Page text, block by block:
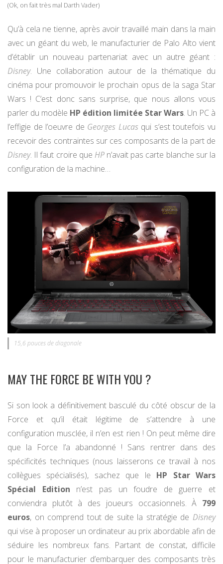
(Ok, on fait très mal Darth Vader)
Qu’à cela ne tienne, après avoir travaillé main dans la main
avec un géant du web, le manufacturier de Palo Alto vient
d’établir un nouveau partenariat avec un autre géant :
Disney. Une collaboration autour de la thématique du
cinéma pour promouvoir le prochain opus de la saga Star
Wars ! C’est donc sans surprise, que nous allons vous
parler du modèle HP édition limitée Star Wars. Un PC à
l’effigie de l’oeuvre de Georges Lucas qui s’est toutefois vu
recevoir des contraintes sur ces composants de la part de
Disney. Il faut croire que HPn’avait pas carte blanche sur la
configuration de la machine…
15,6 pouces de diagonale
MAY THE FORCE BE WITH YOU ?
Si son look a définitivement basculé du côté obscur de la
Force et qu’il était légitime de s’attendre à une
configuration musclée, il n’en est rien ! On peut même dire
que la Force l’a abandonné ! Sans rentrer dans des
spécificités techniques (nous laisserons ce travail à nos
collègues spécialisés), sachez que le HP Star Wars
Spécial Edition n’est pas un foudre de guerre et
conviendra plutôt à des joueurs occasionnels. À 799
euros, on comprend tout de suite la stratégie de Disney
qui vise à proposer un ordinateur au prix abordable afin de
séduire les nombreux fans. Partant de constat, difficile
pour le manufacturier d’embarquer des composants très